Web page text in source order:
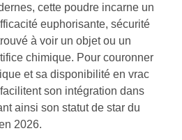
cette poudre incarne un
euphorisante, sécurité
à voir un objet ou un
chimique. Pour couronner
et sa disponibilité en vrac
son intégration dans
ainsi son statut de star du
2026.